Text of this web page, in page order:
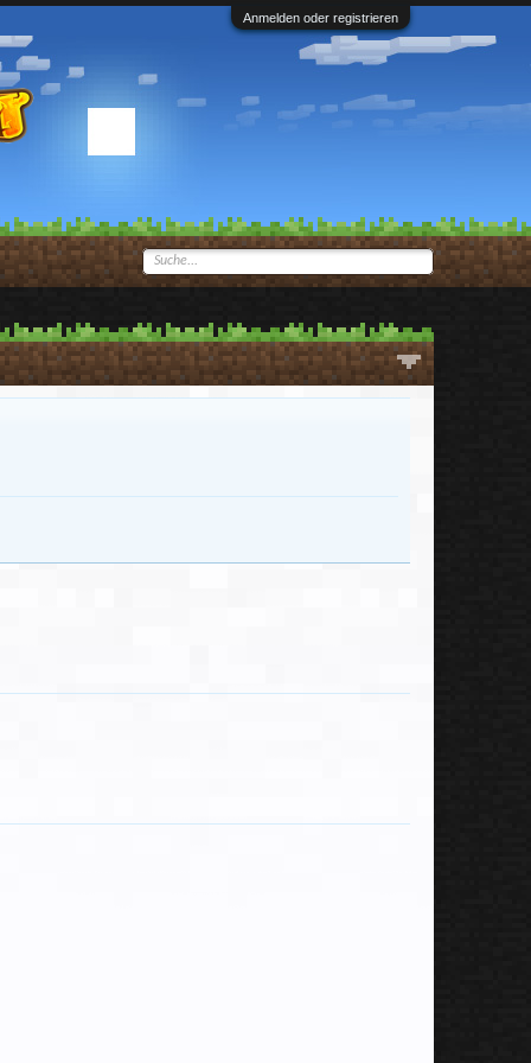
Anmelden oder registrieren